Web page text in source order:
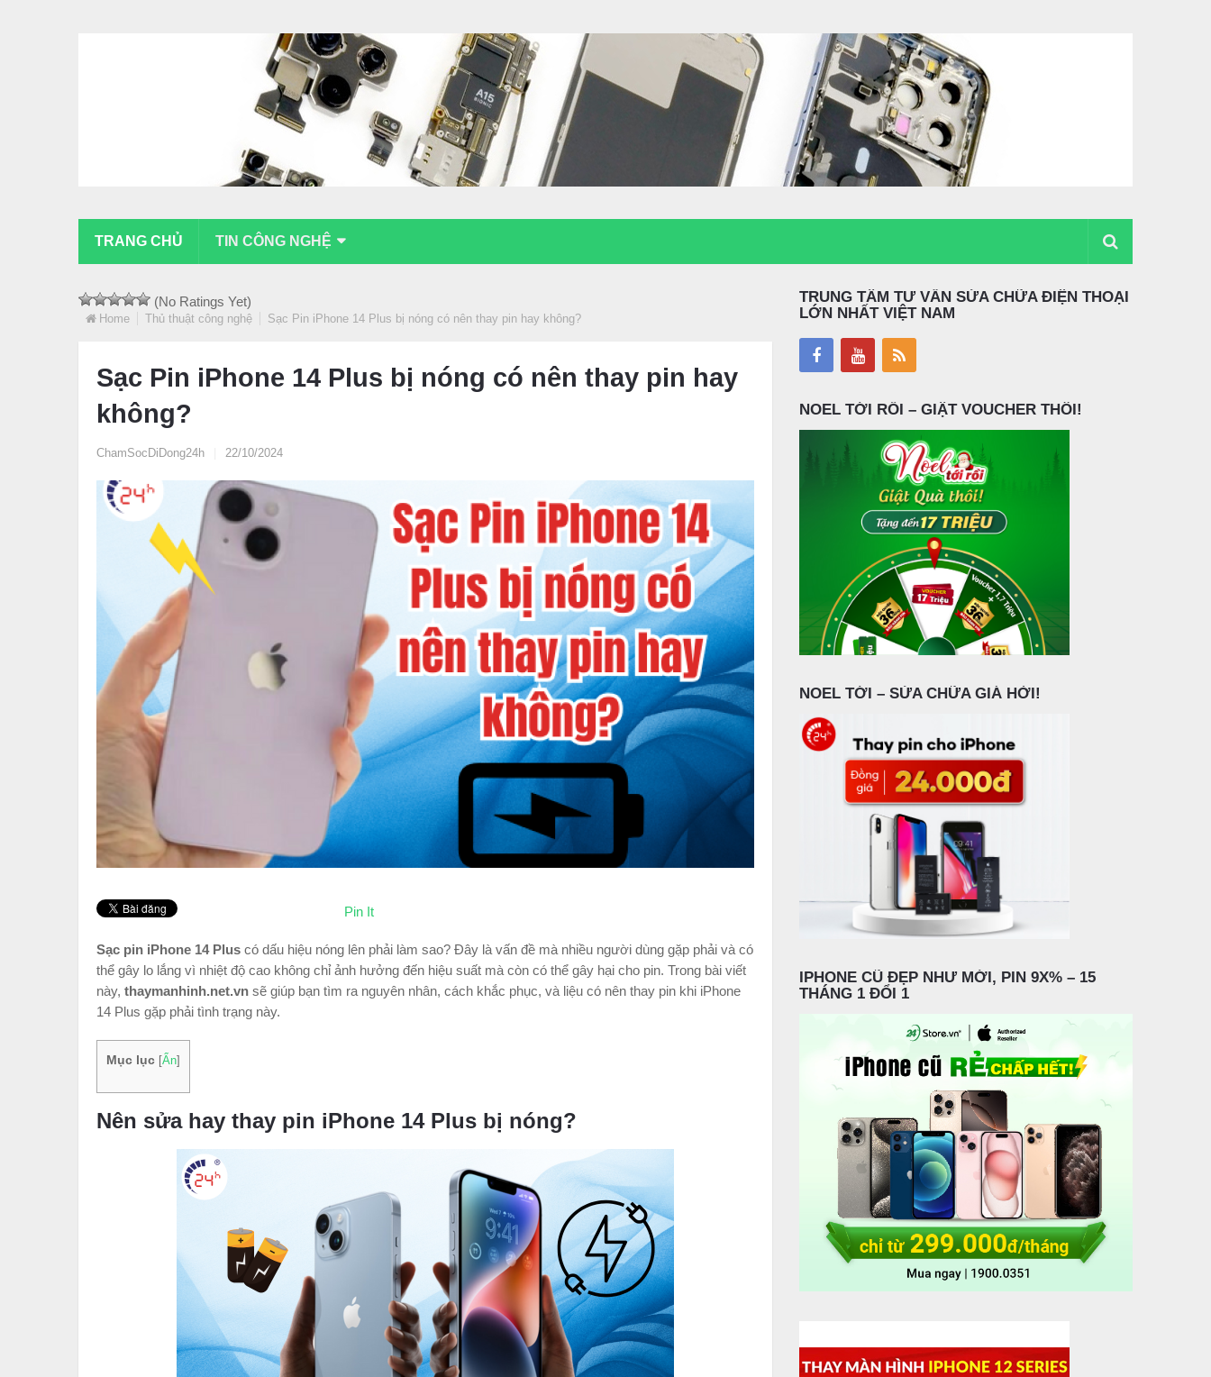
TRANG CHỦ TIN CÔNG NGHỆ
(No Ratings Yet)
Home Thủ thuật công nghệ Sạc Pin iPhone 14 Plus bị nóng có nên thay pin hay không?
Sạc Pin iPhone 14 Plus bị nóng có nên thay pin hay
không?
ChamSocDiDong24h 22/10/2024
Pin It
Sạc pin iPhone 14 Plus có dấu hiệu nóng lên phải làm sao? Đây là vấn đề mà nhiều người dùng gặp phải và có
thể gây lo lắng vì nhiệt độ cao không chỉ ảnh hưởng đến hiệu suất mà còn có thể gây hại cho pin. Trong bài viết
này, thaymanhinh.net.vn sẽ giúp bạn tìm ra nguyên nhân, cách khắc phục, và liệu có nên thay pin khi iPhone
14 Plus gặp phải tình trạng này.
Mục lục [Ẩn]
Nên sửa hay thay pin iPhone 14 Plus bị nóng?
TRUNG TÂM TƯ VẤN SỬA CHỮA ĐIỆN THOẠI
LỚN NHẤT VIỆT NAM
NOEL TỚI RỒI – GIẬT VOUCHER THÔI!
NOEL TỚI – SỬA CHỮA GIÁ HỜI!
IPHONE CŨ ĐẸP NHƯ MỚI, PIN 9X% – 15
THÁNG 1 ĐỔI 1